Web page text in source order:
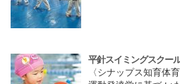
平針スイミングスクー
〈シナップス知育体